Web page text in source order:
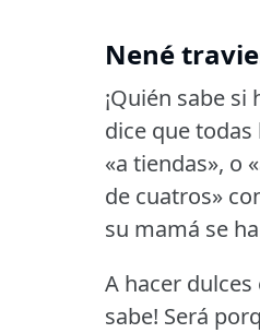
Nené
¡Quién sabe si
dice que
«a tiendas», o
de cuatros»
su mamá se
A hacer dulces
sabe! Será